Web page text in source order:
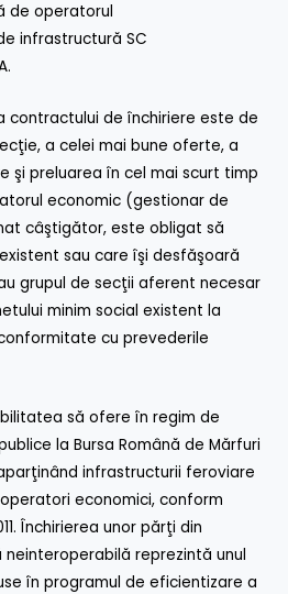
de operatorul
infrastructură SC
contractului de închiriere este de
a celei mai bune oferte, a
şi preluarea în cel mai scurt timp
economic (gestionar de
câştigător, este obligat să
sau care îşi desfăşoară
grupul de secţii aferent necesar
minim social existent la
cu prevederile
să ofere în regim de
la Bursa Română de Mărfuri
infrastructurii feroviare
economici, conform
Închirierea unor părţi din
reprezintă unul
în programul de eficientizare a